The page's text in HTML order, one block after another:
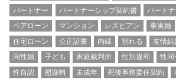
パートナー
パートナーシップ契約書
パート
ペアローン
マンション レズビアン 事実婚
住宅ローン
公正証書 内縁 別れる 友情結
同性婚
子ども 家庭裁判所 性別違和 性同
性自認
慰謝料 未成年 死後事務委任契約